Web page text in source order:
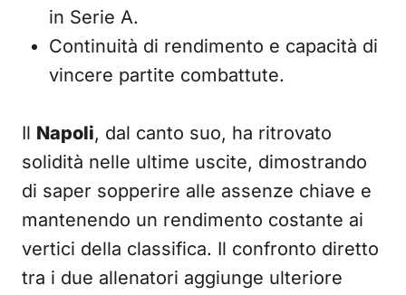
in Serie A.
Continuità di rendimento e capacità di
vincere partite combattute.
Il Napoli, dal canto suo, ha ritrovato
solidità nelle ultime uscite, dimostrando
di saper sopperire alle assenze chiave e
mantenendo un rendimento costante ai
vertici della classifica. Il confronto diretto
tra i due allenatori aggiunge ulteriore